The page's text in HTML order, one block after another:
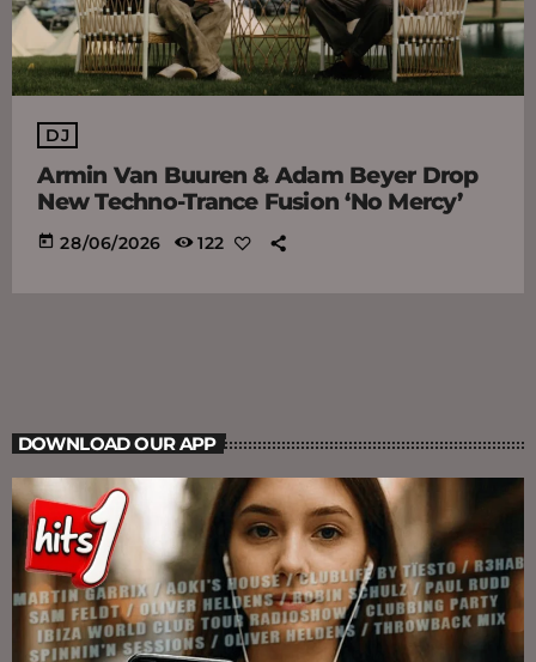
DJ
Armin Van Buuren & Adam Beyer Drop
New Techno-Trance Fusion ‘No Mercy’
today 28/06/2026 122
DOWNLOAD OUR APP